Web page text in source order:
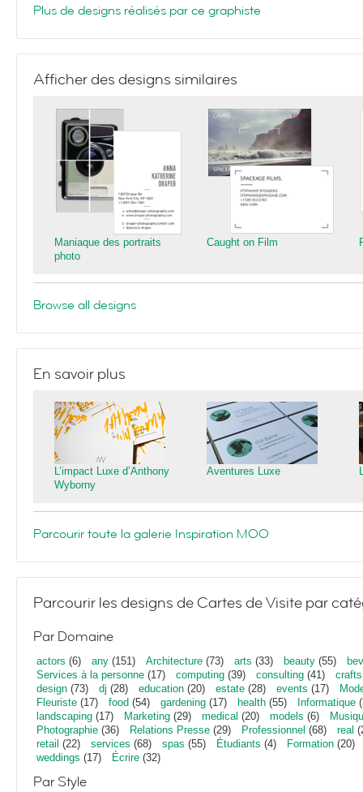
Plus de designs réalisés par ce graphiste
Afficher des designs similaires
Maniaque des portraits
photo
Caught on Film
Browse all designs
En savoir plus
L’impact Luxe d’Anthony
Wyborny
Aventures Luxe
Parcourir toute la galerie Inspiration MOO
Parcourir les designs de Cartes de Visite par
Par Domaine
actors (6) any (151) Architecture (73) arts (33) beauty (55)
Services à la personne (17) computing (39) consulting (41) crafts
design (73) dj (28) education (20) estate (28) events (17)
Fleuriste (17) food (54) gardening (17) health (55) Informatique
landscaping (17) Marketing (29) medical (20) models (6)
Photographie (36) Relations Presse (29) Professionnel (68) real
retail (22) services (68) spas (55) Étudiants (4) Formation (20)
weddings (17) Écrire (32)
Par Style